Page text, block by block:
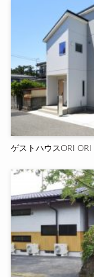
ゲストハウスORI ORI